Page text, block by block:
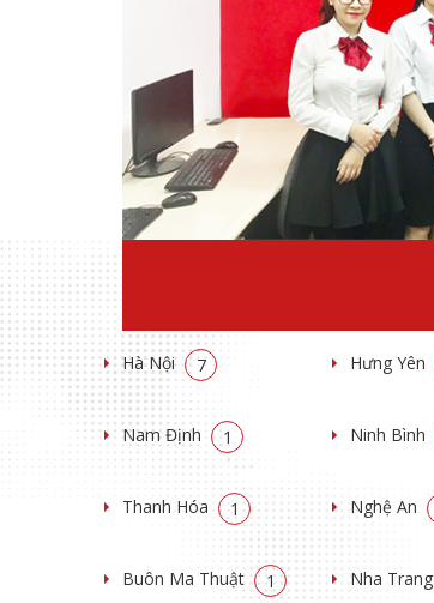
Hà Nội 7 Hưng Yên
Nam Định 1 Ninh Bình
Thanh Hóa 1 Nghệ An
Buôn Ma Thuật 1 Nha Trang